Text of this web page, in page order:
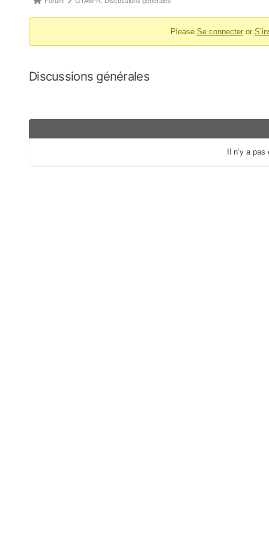
forum –
êtes
Please Se connecteror
Discussions générales
Il n’y a pas